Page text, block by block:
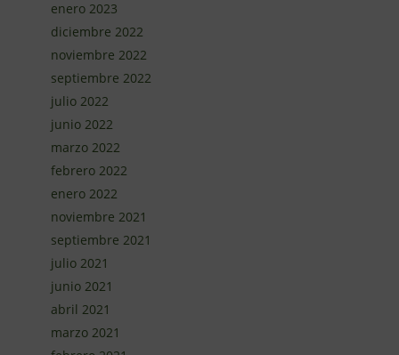
enero 2023
diciembre 2022
noviembre 2022
septiembre 2022
julio 2022
junio 2022
marzo 2022
febrero 2022
enero 2022
noviembre 2021
septiembre 2021
julio 2021
junio 2021
abril 2021
marzo 2021